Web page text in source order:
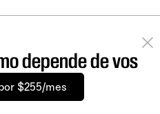
depende de vos
$255/mes